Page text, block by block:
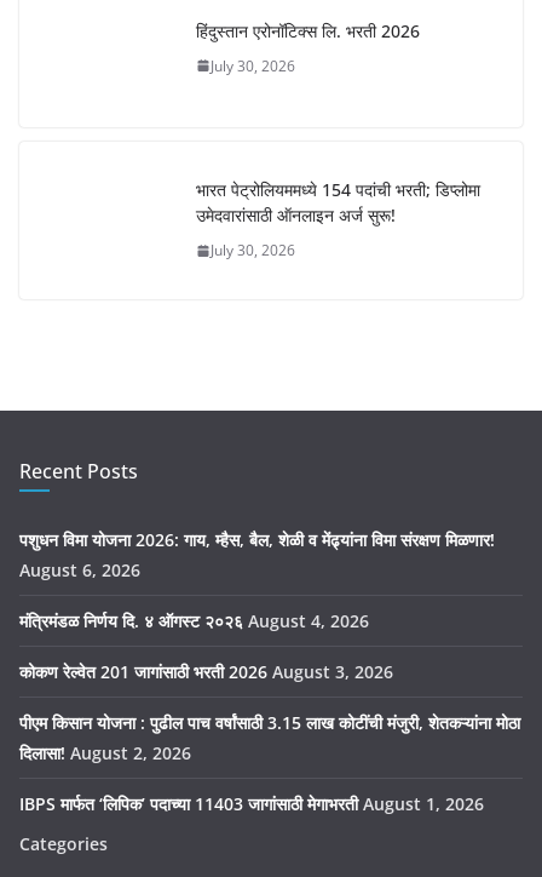
हिंदुस्तान एरोनॉटिक्स लि. भरती 2026
July 30, 2026
भारत पेट्रोलियममध्ये 154 पदांची भरती; डिप्लोमा
उमेदवारांसाठी ऑनलाइन अर्ज सुरू!
July 30, 2026
Recent Posts
पशुधन विमा योजना 2026: गाय, म्हैस, बैल, शेळी व मेंढ्यांना विमा संरक्षण मिळणार!
August 6, 2026
मंत्रिमंडळ निर्णय दि. ४ ऑगस्ट २०२६ August 4, 2026
कोकण रेल्वेत 201 जागांसाठी भरती 2026 August 3, 2026
पीएम किसान योजना : पुढील पाच वर्षांसाठी 3.15 लाख कोटींची मंजुरी, शेतकऱ्यांना मोठा
दिलासा! August 2, 2026
IBPS मार्फत ‘लिपिक’ पदाच्या 11403 जागांसाठी मेगाभरती August 1, 2026
Categories